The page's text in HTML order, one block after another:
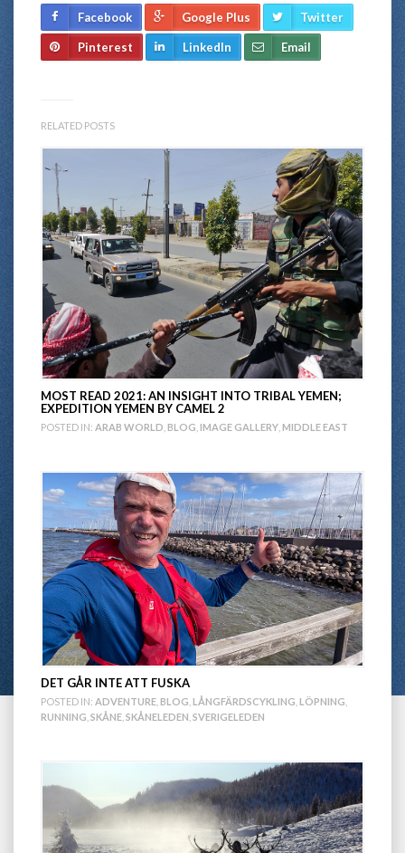
Facebook Google Plus Twitter
Pinterest LinkedIn Email
RELATED POSTS
MOST READ 2021: AN INSIGHT INTO TRIBAL YEMEN;
EXPEDITION YEMEN BY CAMEL 2
POSTED IN: ARAB WORLD BLOG IMAGE GALLERY MIDDLE EAST
DET GÅR INTE ATT FUSKA
POSTED IN: ADVENTURE BLOG LÅNGFÄRDSCYKLING LÖPNING
RUNNING SKÅNE SKÅNELEDEN SVERIGELEDEN